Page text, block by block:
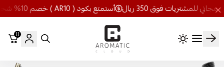
أستمتع بكود ( AR10 ) خصم 10% شحن مجاني للمشتريات فوق 350 ريال
اروماتيك كلاود 0